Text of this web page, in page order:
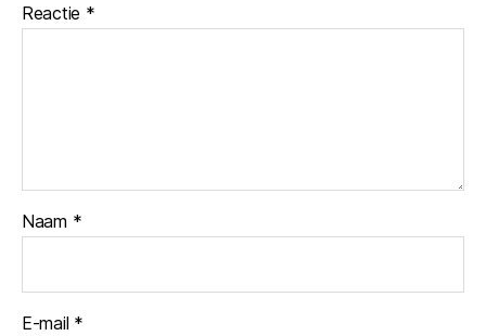
Reactie *
Naam *
E-mail *